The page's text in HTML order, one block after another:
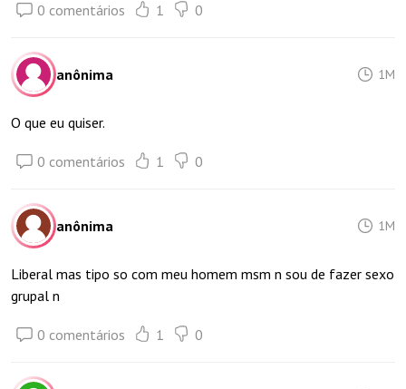
0 comentários 1 0
anônima 1M
O que eu quiser.
0 comentários 1 0
anônima 1M
Liberal mas tipo so com meu homem msm n sou de fazer sexo
grupal n
0 comentários 1 0